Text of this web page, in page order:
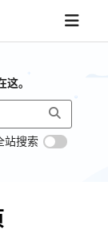
。
站搜索